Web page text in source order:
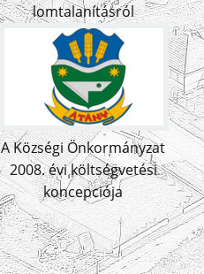
lomtalanításról
A Községi Önkormányzat
2008. évi költségvetési
koncepciója